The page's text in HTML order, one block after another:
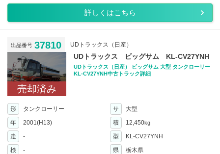
詳しくはこちら
出品番号 37810 UDトラックス（日産）
売却済み
UDトラックス ビッグサム KL-CV27YNH
UDトラックス（日産） ビッグサム 大型 タンクローリー
KL-CV27YNH中古トラック詳細
形 タンクローリー サ
大型
年
2001(H13) 積 12,450kg
走 - 型
KL-CV27YNH
検
- 県 栃木県